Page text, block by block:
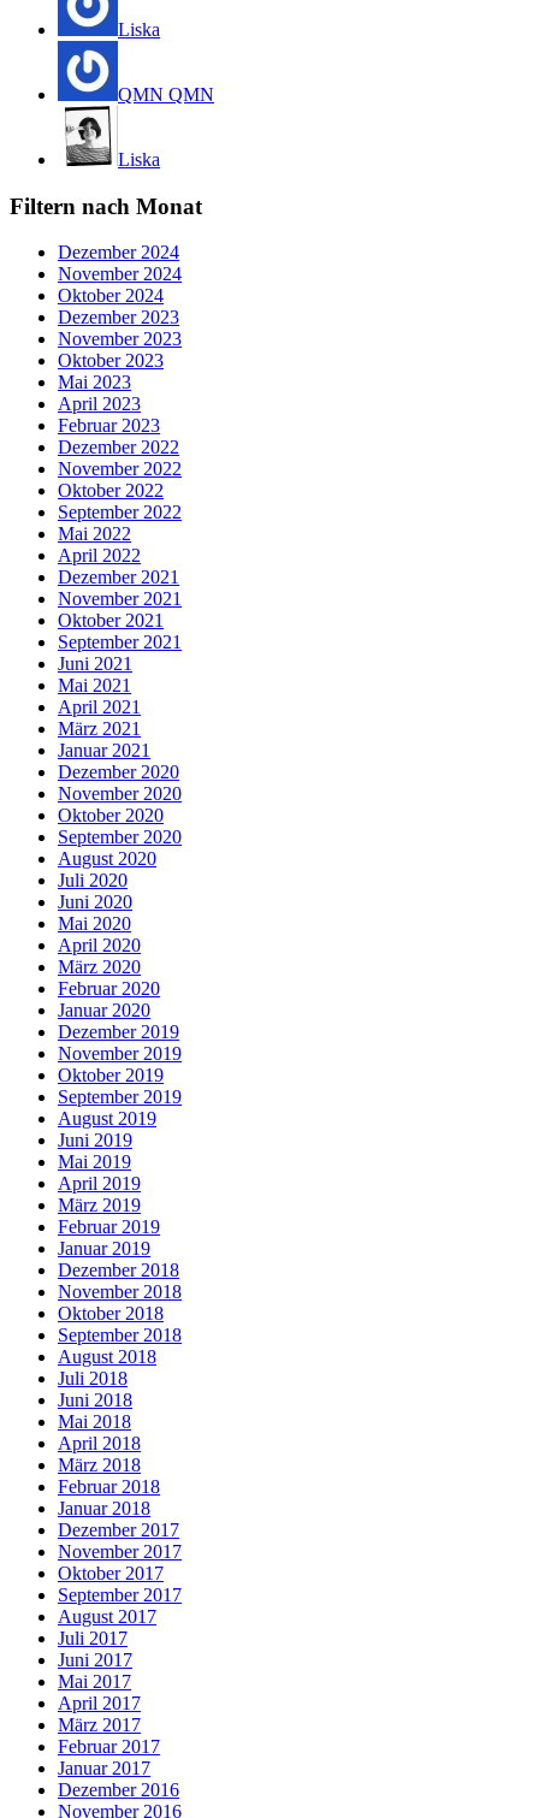
Liska
QMN QMN
Liska
Filtern nach Monat
Dezember 2024
November 2024
Oktober 2024
Dezember 2023
November 2023
Oktober 2023
Mai 2023
April 2023
Februar 2023
Dezember 2022
November 2022
Oktober 2022
September 2022
Mai 2022
April 2022
Dezember 2021
November 2021
Oktober 2021
September 2021
Juni 2021
Mai 2021
April 2021
März 2021
Januar 2021
Dezember 2020
November 2020
Oktober 2020
September 2020
August 2020
Juli 2020
Juni 2020
Mai 2020
April 2020
März 2020
Februar 2020
Januar 2020
Dezember 2019
November 2019
Oktober 2019
September 2019
August 2019
Juni 2019
Mai 2019
April 2019
März 2019
Februar 2019
Januar 2019
Dezember 2018
November 2018
Oktober 2018
September 2018
August 2018
Juli 2018
Juni 2018
Mai 2018
April 2018
März 2018
Februar 2018
Januar 2018
Dezember 2017
November 2017
Oktober 2017
September 2017
August 2017
Juli 2017
Juni 2017
Mai 2017
April 2017
März 2017
Februar 2017
Januar 2017
Dezember 2016
November 2016